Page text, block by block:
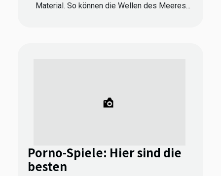
Material. So können die Wellen des Meeres...
Porno-Spiele: Hier sind die
besten